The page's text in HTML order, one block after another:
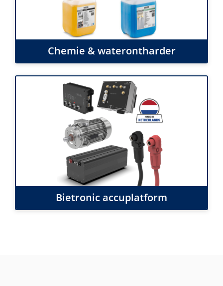
Chemie & waterontharder
Bietronic accuplatform